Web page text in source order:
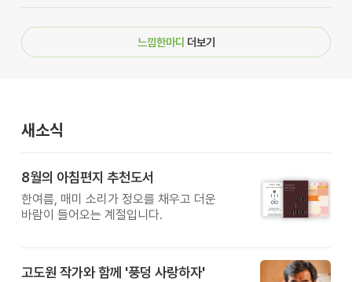
느낌한마디 더보기
새소식
8월의 아침편지 추천도서
한여름, 매미 소리가 정오를 채우고 더운
바람이 들어오는 계절입니다.
고도원 작가와 함께 '풍덩 사랑하자'